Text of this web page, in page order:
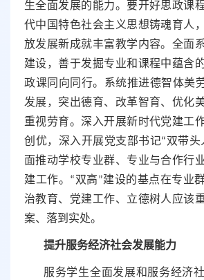
生全面发展的能力。要开好思政课
代中国特色社会主义思想铸魂育人
放发展新成就丰富教学内容。全面
建设，善于发掘专业和课程中蕴含
政课同向同行。系统推进德智体美
发展，突出德育、改革智育、优化
重视劳育。深入开展新时代党建工
创优，深入开展党支部书记“双带头
面推动学校专业群、专业与合作行
建工作。“双高”建设的基点在专业
治教育、党建工作、立德树人应该
案、落到实处。
提升服务经济社会发展能力
服务学生全面发展和服务经济